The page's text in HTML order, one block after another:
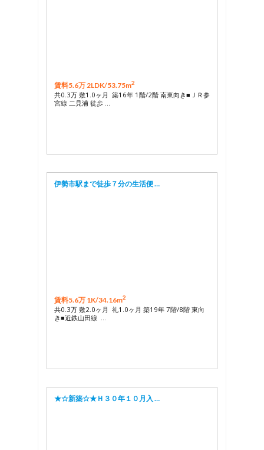
賃料5.6万 2LDK/53.75m2
共0.3万 敷1.0ヶ月 築16年 1階/2階 南東向き■ＪＲ参
宮線 二見浦 徒歩 …
伊勢市駅まで徒歩７分の生活便 …
賃料5.6万 1K/34.16m2
共0.3万 敷2.0ヶ月 礼1.0ヶ月 築19年 7階/8階 東向
き■近鉄山田線 …
★☆新築☆★Ｈ３０年１０月入 …